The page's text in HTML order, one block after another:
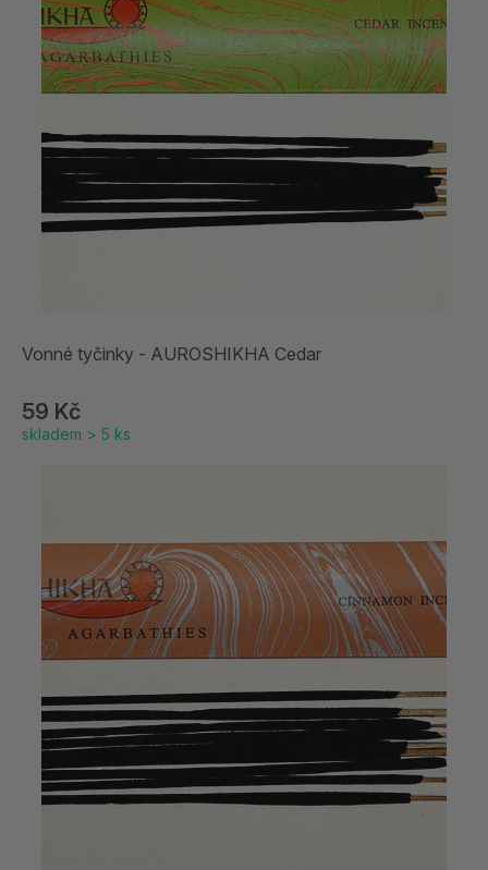
Vonné tyčinky - AUROSHIKHA Cedar
59 Kč
skladem > 5 ks